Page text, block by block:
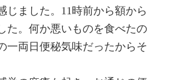
じました。11時前から額から
た。何か悪いものを食べたの
一両日便秘気味だったからそ